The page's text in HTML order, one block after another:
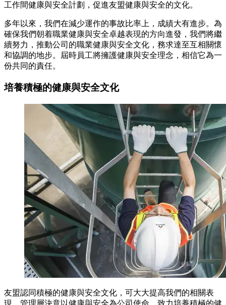
工作間健康與安全計劃，促進友盟健康與安全的文化。
多年以來，我們在減少運作的事故比率上，成績大有進步。為
確保我們朝着職業健康與安全卓越表現的方向進發，我們將繼
續努力，推動公司的職業健康與安全文化，務求達至互相關懷
和協調的地步。屆時員工將擁護健康與安全理念，相信它為一
份共同的責任。
培養積極的健康與安全文化
友盟認同積極的健康與安全文化，可大大提高我們的相關表
現。管理層決意以健康與安全為公司使命，致力培養積極的健